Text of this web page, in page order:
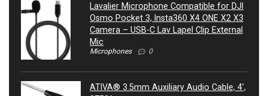
Lavalier Microphone Compatible for DJI
Osmo Pocket 3, Insta360 X4 ONE X2 X3
Camera – USB-C Lav Lapel Clip External
Mic
Microphones 0
ATIVA® 3.5mm Auxiliary Audio Cable, 4’,